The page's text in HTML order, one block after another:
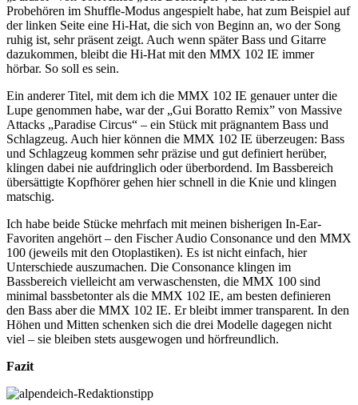
Probehören im Shuffle-Modus angespielt habe, hat zum Beispiel auf
der linken Seite eine Hi-Hat, die sich von Beginn an, wo der Song
ruhig ist, sehr präsent zeigt. Auch wenn später Bass und Gitarre
dazukommen, bleibt die Hi-Hat mit den MMX 102 IE immer
hörbar. So soll es sein.
Ein anderer Titel, mit dem ich die MMX 102 IE genauer unter die
Lupe genommen habe, war der „Gui Boratto Remix” von Massive
Attacks „Paradise Circus“ – ein Stück mit prägnantem Bass und
Schlagzeug. Auch hier können die MMX 102 IE überzeugen: Bass
und Schlagzeug kommen sehr präzise und gut definiert herüber,
klingen dabei nie aufdringlich oder überbordend. Im Bassbereich
übersättigte Kopfhörer gehen hier schnell in die Knie und klingen
matschig.
Ich habe beide Stücke mehrfach mit meinen bisherigen In-Ear-
Favoriten angehört – den Fischer Audio Consonance und den MMX
100 (jeweils mit den Otoplastiken). Es ist nicht einfach, hier
Unterschiede auszumachen. Die Consonance klingen im
Bassbereich vielleicht am verwaschensten, die MMX 100 sind
minimal bassbetonter als die MMX 102 IE, am besten definieren
den Bass aber die MMX 102 IE. Er bleibt immer transparent. In den
Höhen und Mitten schenken sich die drei Modelle dagegen nicht
viel – sie bleiben stets ausgewogen und hörfreundlich.
Fazit